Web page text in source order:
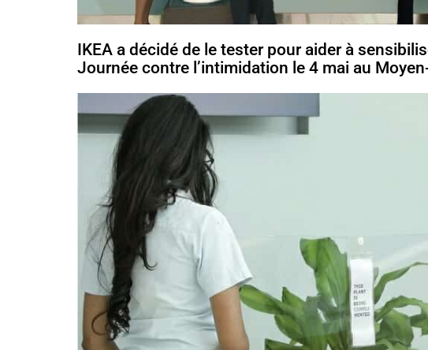
IKEA a décidé de le tester pour aider à
Journée contre l’intimidation le 4 mai au